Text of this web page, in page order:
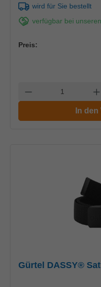
wird für Sie bestellt
verfügbar bei
Preis:
Anzahl verringern
In
Gürtel DASSY®